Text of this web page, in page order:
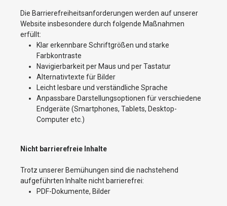
Die Barrierefreiheitsanforderungen werden auf unserer
Website insbesondere durch folgende Maßnahmen
erfüllt:
Klar erkennbare Schriftgrößen und starke
Farbkontraste
Navigierbarkeit per Maus und per Tastatur
Alternativtexte für Bilder
Leicht lesbare und verständliche Sprache
Anpassbare Darstellungsoptionen für verschiedene
Endgeräte (Smartphones, Tablets, Desktop-
Computer etc.)
Nicht barrierefreie Inhalte
Trotz unserer Bemühungen sind die nachstehend
aufgeführten Inhalte nicht barrierefrei:
PDF-Dokumente, Bilder